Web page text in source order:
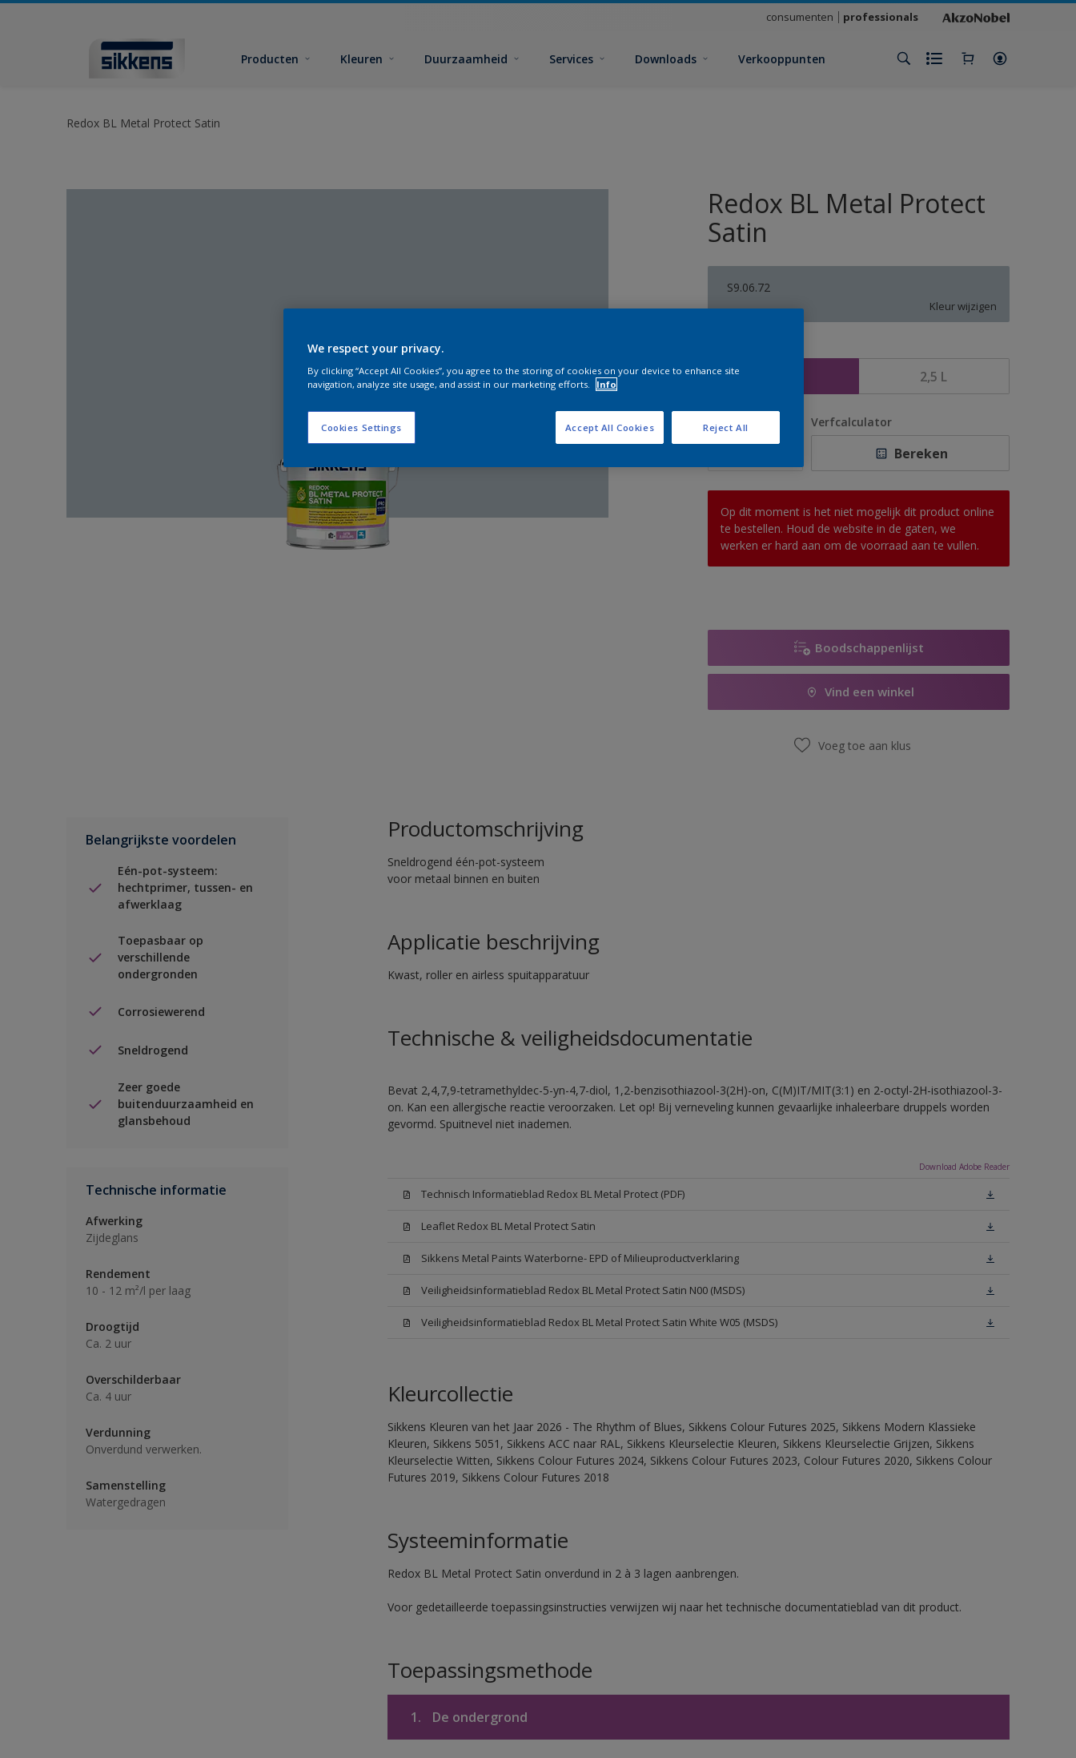
consumenten professionals
Producten Kleuren Duurzaamheid Services Downloads Verkooppunten
Redox BL Metal Protect Satin
Redox BL Metal Protect
Satin
S9.06.72
Kleur wijzigen
2,5 L
Aantal Verfcalculator
Bereken
Op dit moment is het niet mogelijk dit product online
te bestellen. Houd de website in de gaten, we
werken er hard aan om de voorraad aan te vullen.
Boodschappenlijst
Vind een winkel
Voeg toe aan klus
Belangrijkste voordelen
Eén-pot-systeem:
hechtprimer, tussen- en
afwerklaag
Toepasbaar op
verschillende
ondergronden
Corrosiewerend
Sneldrogend
Zeer goede
buitenduurzaamheid en
glansbehoud
Technische informatie
Afwerking
Zijdeglans
Rendement
10 - 12 m²/l per laag
Droogtijd
Ca. 2 uur
Overschilderbaar
Ca. 4 uur
Verdunning
Onverdund verwerken.
Samenstelling
Watergedragen
Productomschrijving
Sneldrogend één-pot-systeem
voor metaal binnen en buiten
Applicatie beschrijving
Kwast, roller en airless spuitapparatuur
Technische & veiligheidsdocumentatie
Bevat 2,4,7,9-tetramethyldec-5-yn-4,7-diol, 1,2-benzisothiazool-3(2H)-on, C(M)IT/MIT(3:1) en 2-octyl-2H-isothiazool-3-
on. Kan een allergische reactie veroorzaken. Let op! Bij verneveling kunnen gevaarlijke inhaleerbare druppels worden
gevormd. Spuitnevel niet inademen.
Download Adobe Reader
Technisch Informatieblad Redox BL Metal Protect (PDF)
Leaflet Redox BL Metal Protect Satin
Sikkens Metal Paints Waterborne- EPD of Milieuproductverklaring
Veiligheidsinformatieblad Redox BL Metal Protect Satin N00 (MSDS)
Veiligheidsinformatieblad Redox BL Metal Protect Satin White W05 (MSDS)
Kleurcollectie
Sikkens Kleuren van het Jaar 2026 - The Rhythm of Blues, Sikkens Colour Futures 2025, Sikkens Modern Klassieke
Kleuren, Sikkens 5051, Sikkens ACC naar RAL, Sikkens Kleurselectie Kleuren, Sikkens Kleurselectie Grijzen, Sikkens
Kleurselectie Witten, Sikkens Colour Futures 2024, Sikkens Colour Futures 2023, Colour Futures 2020, Sikkens Colour
Futures 2019, Sikkens Colour Futures 2018
Systeeminformatie
Redox BL Metal Protect Satin onverdund in 2 à 3 lagen aanbrengen.
Voor gedetailleerde toepassingsinstructies verwijzen wij naar het technische documentatieblad van dit product.
Toepassingsmethode
1. De ondergrond
We respect your privacy.
By clicking “Accept All Cookies”, you agree to the storing of cookies on your device to enhance site
navigation, analyze site usage, and assist in our marketing efforts.
Info
Cookies Settings Reject All
Accept All Cookies